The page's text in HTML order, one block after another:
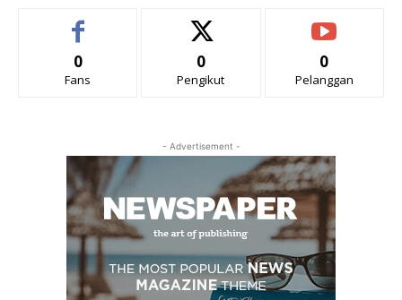
0
Fans
0
Pengikut
0
Pelanggan
- Advertisement -